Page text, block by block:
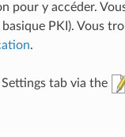
pour y accéder.
PKI). Vous
.
tab via the